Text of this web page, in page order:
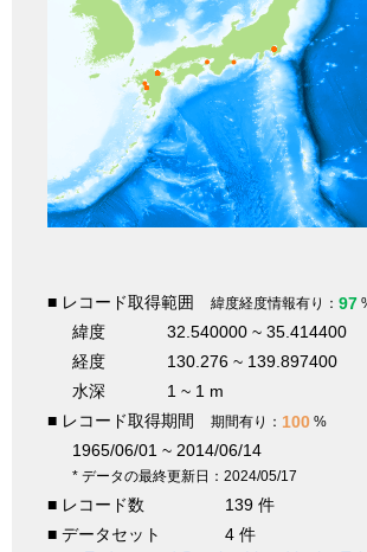
■ レコード取得範囲 緯度経度情報有り： 97
緯度
32.540000 ~ 35.414400
経度
130.276 ~ 139.897400
水深
1 ~ 1 m
■ レコード取得期間
期間有り： 100 %
1965/06/01 ~ 2014/06/14
* データの最終更新日：2024/05/17
■ レコード数
139 件
■ データセット
4 件